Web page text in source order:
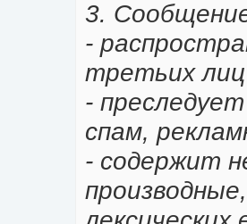
3.
-
третьих лиц
-
спам,
- содержит